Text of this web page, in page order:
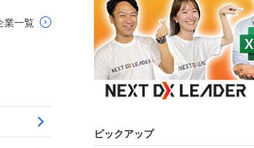
業一覧
ピックアップ